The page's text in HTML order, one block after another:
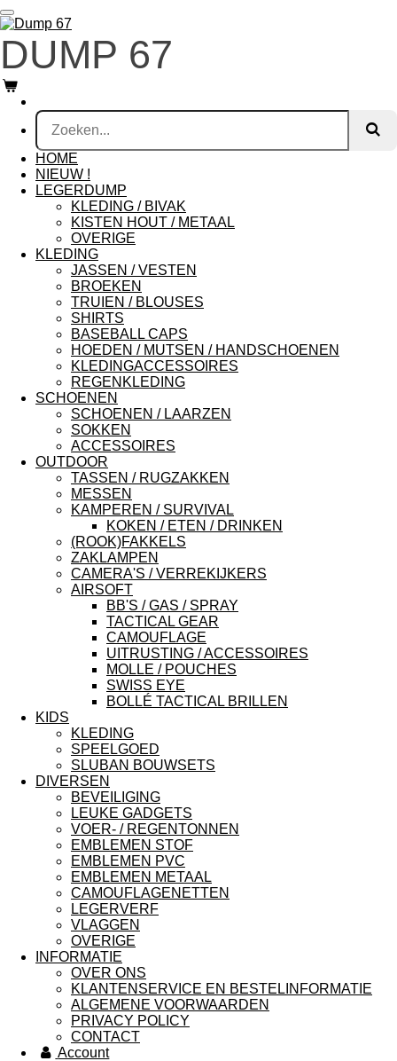
Ga
direct
naar
de
hoofdinhoud
DUMP 67
HOME
NIEUW !
LEGERDUMP
KLEDING / BIVAK
KISTEN HOUT / METAAL
OVERIGE
KLEDING
JASSEN / VESTEN
BROEKEN
TRUIEN / BLOUSES
SHIRTS
BASEBALL CAPS
HOEDEN / MUTSEN / HANDSCHOENEN
KLEDINGACCESSOIRES
REGENKLEDING
SCHOENEN
SCHOENEN / LAARZEN
SOKKEN
ACCESSOIRES
OUTDOOR
TASSEN / RUGZAKKEN
MESSEN
KAMPEREN / SURVIVAL
KOKEN / ETEN / DRINKEN
(ROOK)FAKKELS
ZAKLAMPEN
CAMERA'S / VERREKIJKERS
AIRSOFT
BB'S / GAS / SPRAY
TACTICAL GEAR
CAMOUFLAGE
UITRUSTING / ACCESSOIRES
MOLLE / POUCHES
SWISS EYE
BOLLÉ TACTICAL BRILLEN
KIDS
KLEDING
SPEELGOED
SLUBAN BOUWSETS
DIVERSEN
BEVEILIGING
LEUKE GADGETS
VOER- / REGENTONNEN
EMBLEMEN STOF
EMBLEMEN PVC
EMBLEMEN METAAL
CAMOUFLAGENETTEN
LEGERVERF
VLAGGEN
OVERIGE
INFORMATIE
OVER ONS
KLANTENSERVICE EN BESTELINFORMATIE
ALGEMENE VOORWAARDEN
PRIVACY POLICY
CONTACT
Account